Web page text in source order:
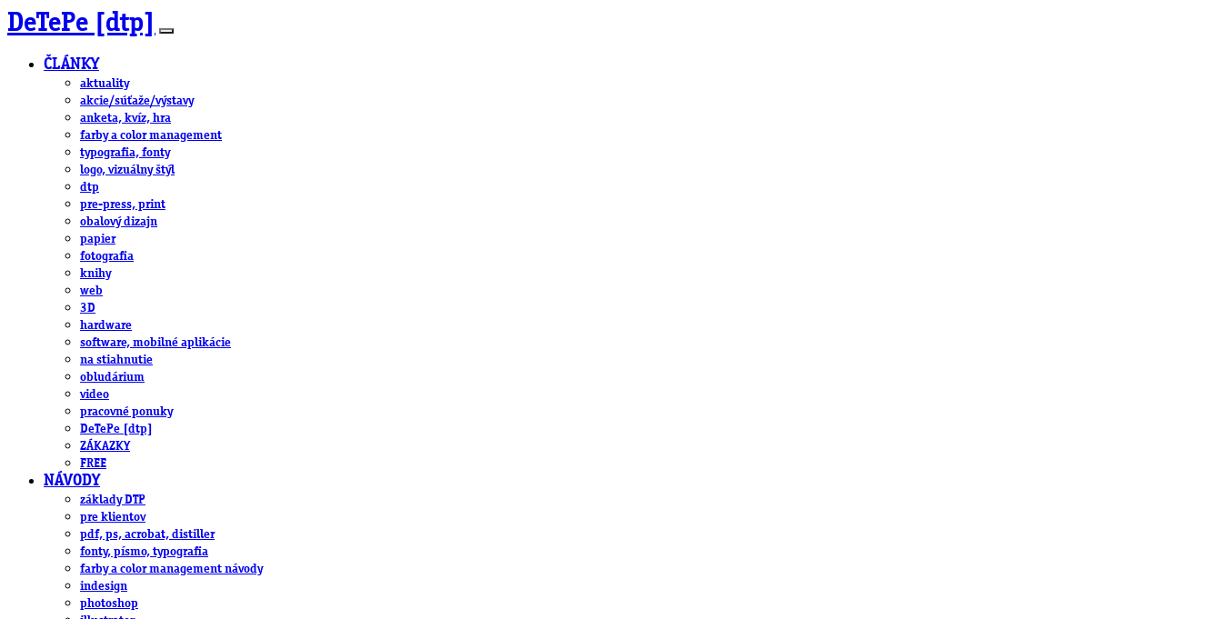
DeTePe [dtp]
ČLÁNKY
aktuality
akcie/súťaže/výstavy
anketa, kvíz, hra
farby a color management
typografia, fonty
logo, vizuálny štýl
dtp
pre-press, print
obalový dizajn
papier
fotografia
knihy
web
3D
hardware
software, mobilné aplikácie
na stiahnutie
obludárium
video
pracovné ponuky
DeTePe [dtp]
ZÁKAZKY
FREE
NÁVODY
základy DTP
pre klientov
pdf, ps, acrobat, distiller
fonty, písmo, typografia
farby a color management návody
indesign
photoshop